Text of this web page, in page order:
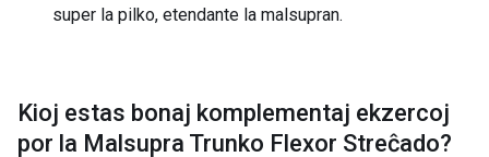
super la pilko, etendante la malsupran.
Kioj estas bonaj komplementaj ekzercoj
por la Malsupra Trunko Flexor Streĉado?